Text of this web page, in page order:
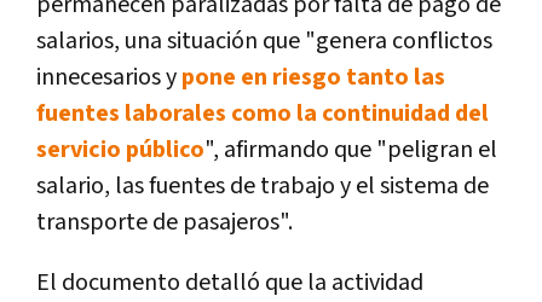
salarios, una situación que "genera conflictos
innecesarios ypone en riesgo tanto las
fuentes laborales como la continuidad del
servicio público", afirmando que "peligran el
salario, las fuentes de trabajo y el sistema de
transporte de pasajeros".
El documento detalló que la actividad